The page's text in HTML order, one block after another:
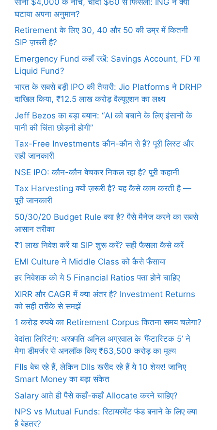
घटाया अपना अनुमान?
Retirement के लिए 30, 40 और 50 की उम्र में कितनी
SIP ज़रूरी है?
Emergency Fund कहाँ रखें: Savings Account, FD या
Liquid Fund?
भारत के सबसे बड़ी IPO की तैयारी: Jio Platforms ने DRHP
दाखिल किया, ₹12.5 लाख करोड़ वैल्यूएशन का लक्ष्य
Jeff Bezos का बड़ा बयान: “AI को बचाने के लिए इंसानों के
पानी की चिंता छोड़नी होगी”
Tax-Free Investments कौन-कौन से हैं? पूरी लिस्ट और
सही जानकारी
NSE IPO: कौन-कौन बेचकर निकल रहा है? पूरी कहानी
Tax Harvesting क्यों ज़रूरी है? यह कैसे काम करती है —
पूरी जानकारी
50/30/20 Budget Rule क्या है? पैसे मैनेज करने का सबसे
आसान तरीका
₹1 लाख निवेश करें या SIP शुरू करें? सही फैसला कैसे करें
EMI Culture ने Middle Class को कैसे फँसाया
हर निवेशक को ये 5 Financial Ratios पता होने चाहिए
XIRR और CAGR में क्या अंतर है? Investment Returns
को सही तरीके से समझें
1 करोड़ रुपये का Retirement Corpus कितना समय चलेगा?
वेदांता लिस्टिंग: अरबपति अनिल अग्रवाल के ‘फैंटास्टिक 5’ ने
मेगा डीमर्जर से अनलॉक किए ₹63,500 करोड़ का मूल्य
FIIs बेच रहे हैं, लेकिन DIIs खरीद रहे हैं ये 10 शेयर! जानिए
Smart Money का बड़ा संकेत
Salary आते ही पैसे कहाँ-कहाँ Allocate करने चाहिए?
NPS vs Mutual Funds: रिटायरमेंट फंड बनाने के लिए क्या
है बेहतर?